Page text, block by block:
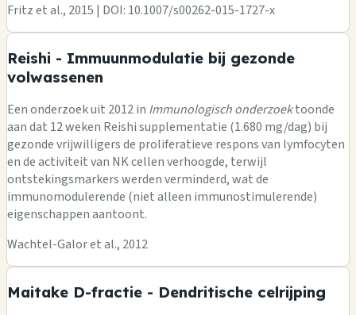
Fritz et al., 2015 | DOI: 10.1007/s00262-015-1727-x
Reishi - Immuunmodulatie bij gezonde
volwassenen
Een onderzoek uit 2012 in Immunologisch onderzoektoonde
aan dat 12 weken Reishi supplementatie (1.680 mg/dag) bij
gezonde vrijwilligers de proliferatieve respons van lymfocyten
en de activiteit van NK cellen verhoogde, terwijl
ontstekingsmarkers werden verminderd, wat de
immunomodulerende (niet alleen immunostimulerende)
eigenschappen aantoont.
Wachtel-Galor et al., 2012
Maitake D-fractie - Dendritische celrijping